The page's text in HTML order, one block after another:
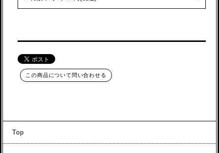
この商品について問い合わせる
Top